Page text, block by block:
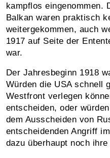
kampflos eingenommen.
Balkan waren praktisch
weitergekommen, auch
1917 auf Seite der
war.
Der Jahresbeginn 1918
Würden die USA schnell
Westfront verlegen
entscheiden, oder
dem Ausscheiden von
entscheidenden Angriff
dazu überhaupt noch